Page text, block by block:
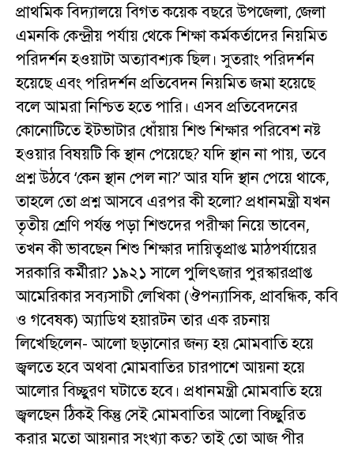
প্রাথমিক বিদ্যালয়ে বিগত কয়েক বছরে উপজেলা, জেলা
এমনকি কেন্দ্রীয় পর্যায় থেকে শিক্ষা কর্মকর্তাদের নিয়মিত
পরিদর্শন হওয়াটা অত্যাবশ্যক ছিল। সুতরাং পরিদর্শন
হয়েছে এবং পরিদর্শন প্রতিবেদন নিয়মিত জমা হয়েছে
বলে আমরা নিশ্চিত হতে পারি। এসব প্রতিবেদনের
কোনোটিতে ইটভাটার ধোঁয়ায় শিশু শিক্ষার পরিবেশ নষ্ট
হওয়ার বিষয়টি কি স্থান পেয়েছে? যদি স্থান না পায়, তবে
প্রশ্ন উঠবে ‘কেন স্থান পেল না?’ আর যদি স্থান পেয়ে থাকে,
তাহলে তো প্রশ্ন আসবে এরপর কী হলো? প্রধানমন্ত্রী যখন
তৃতীয় শ্রেণি পর্যন্ত পড়া শিশুদের পরীক্ষা নিয়ে ভাবেন,
তখন কী ভাবছেন শিশু শিক্ষার দায়িত্বপ্রাপ্ত মাঠপর্যায়ের
সরকারি কর্মীরা? ১৯২১ সালে পুলিৎজার পুরস্কারপ্রাপ্ত
আমেরিকার সব্যসাচী লেখিকা (ঔপন্যাসিক, প্রাবন্ধিক, কবি
ও গবেষক) অ্যাডিথ হয়ারটন তার এক রচনায়
লিখেছিলেন- আলো ছড়ানোর জন্য হয় মোমবাতি হয়ে
জ্বলতে হবে অথবা মোমবাতির চারপাশে আয়না হয়ে
আলোর বিচ্ছুরণ ঘটাতে হবে। প্রধানমন্ত্রী মোমবাতি হয়ে
জ্বলছেন ঠিকই কিন্তু সেই মোমবাতির আলো বিচ্ছুরিত
করার মতো আয়নার সংখ্যা কত? তাই তো আজ পীর